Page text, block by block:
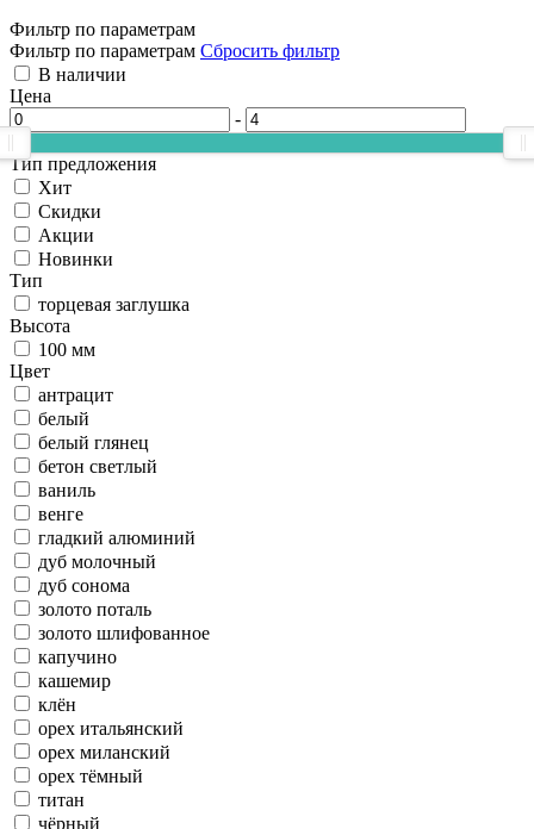
Фильтр по параметрам
Фильтр по параметрам Сбросить фильтр
В наличии
Цена
-
Тип предложения
Хит
Скидки
Акции
Новинки
Тип
торцевая заглушка
Высота
100 мм
Цвет
антрацит
белый
белый глянец
бетон светлый
ваниль
венге
гладкий алюминий
дуб молочный
дуб сонома
золото поталь
золото шлифованное
капучино
кашемир
клён
орех итальянский
орех миланский
орех тёмный
титан
чёрный